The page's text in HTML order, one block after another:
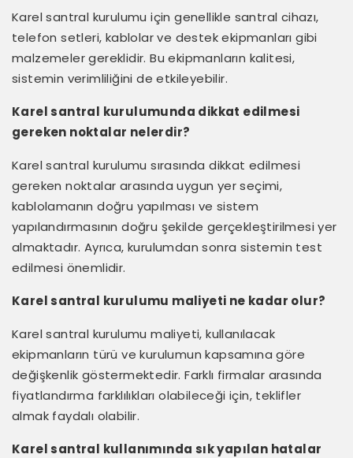
Karel santral kurulumu için genellikle santral cihazı,
telefon setleri, kablolar ve destek ekipmanları gibi
malzemeler gereklidir. Bu ekipmanların kalitesi,
sistemin verimliliğini de etkileyebilir.
Karel santral kurulumunda dikkat edilmesi
gereken noktalar nelerdir?
Karel santral kurulumu sırasında dikkat edilmesi
gereken noktalar arasında uygun yer seçimi,
kablolamanın doğru yapılması ve sistem
yapılandırmasının doğru şekilde gerçekleştirilmesi yer
almaktadır. Ayrıca, kurulumdan sonra sistemin test
edilmesi önemlidir.
Karel santral kurulumu maliyeti ne kadar olur?
Karel santral kurulumu maliyeti, kullanılacak
ekipmanların türü ve kurulumun kapsamına göre
değişkenlik göstermektedir. Farklı firmalar arasında
fiyatlandırma farklılıkları olabileceği için, teklifler
almak faydalı olabilir.
Karel santral kullanımında sık yapılan hatalar